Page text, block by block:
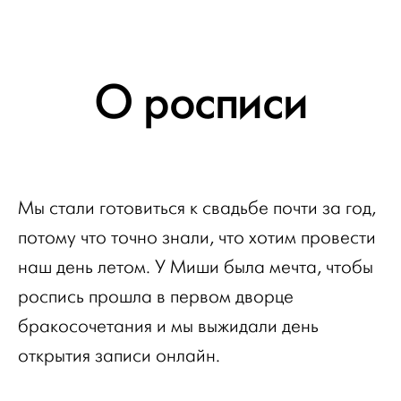
О росписи
Мы стали готовиться к свадьбе почти за год,
потому что точно знали, что хотим провести
наш день летом. У Миши была мечта, чтобы
роспись прошла в первом дворце
бракосочетания и мы выжидали день
открытия записи онлайн.